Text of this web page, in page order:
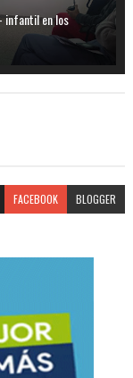
infantil en los
FACEBOOK BLOGGER